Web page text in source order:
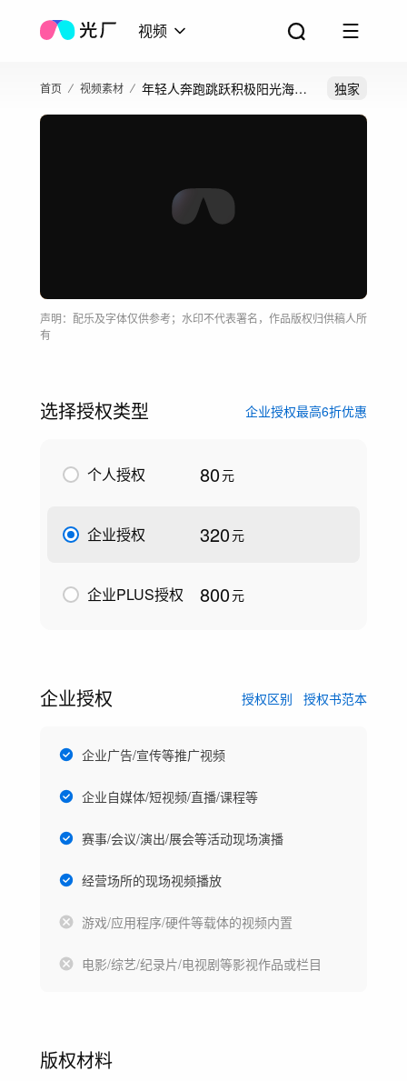
视频
首页 视频素材
年轻人奔跑跳跃积极阳光海边
跑步张开双臂
独家
声明：配乐及字体仅供参考；水印不代表署名，作品版权归供稿人所
有
选择授权类型 企业授权最高6折优惠
个人授权 80元
企业授权 320元
企业PLUS授权 800元
企业授权 授权区别 授权书范本
企业广告/宣传等推广视频
企业自媒体/短视频/直播/课程等
赛事/会议/演出/展会等活动现场演播
经营场所的现场视频播放
游戏/应用程序/硬件等载体的视频内置
电影/综艺/纪录片/电视剧等影视作品或栏目
版权材料